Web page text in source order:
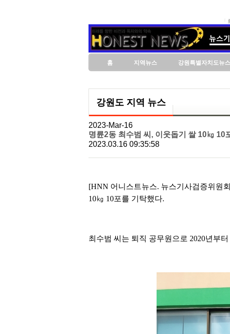
홈 지역뉴스 강원특별자치도뉴스
강원도 지역 뉴스
2023-Mar-16
명륜2동 최수범 씨, 이웃돕기 쌀 10㎏ 10
2023.03.16 09:35:58
[HNN 어니스트뉴스. 뉴스기사검증위원
10㎏ 10포를 기탁했다.
최수범 씨는 퇴직 공무원으로 2020년부